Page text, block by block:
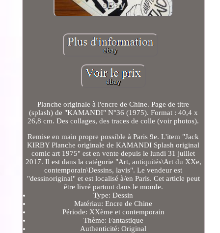
Planche originale à l'encre de Chine. Page de titre
(splash) de "KAMANDI" N°36 (1975). Format : 40,4 x
26,8 cm. Des collages, des traces de colle (voir photos).
Remise en main propre possible à Paris 9e. L'item "Jack
KIRBY Planche originale de KAMANDI Splash original
comic art 1975" est en vente depuis le lundi 31 juillet
2017. Il est dans la catégorie "Art, antiquités\Art du XXe,
contemporain\Dessins, lavis". Le vendeur est
"dessinoriginal" et est localisé à/en Paris. Cet article peut
être livré partout dans le monde.
Type: Dessin
Matériau: Encre de Chine
Période: XXème et contemporain
Thème: Fantastique
Authenticité: Original